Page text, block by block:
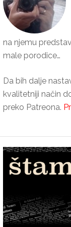
na njemu
male porodice…
Da bih dalje
kvalitetniji način
preko Patreona.